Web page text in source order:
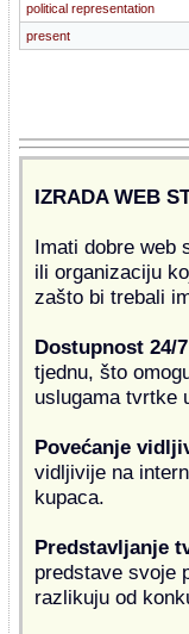
political representation
present
IZRADA WEB
Imati dobre web
ili organizaciju
zašto bi trebali
Dostupnost 24/7
tjednu, što
uslugama tvrtke
Povećanje
vidljivije na
kupaca.
Predstavljanje
predstave svoje
razlikuju od